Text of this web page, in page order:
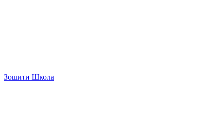
Зошити Школа